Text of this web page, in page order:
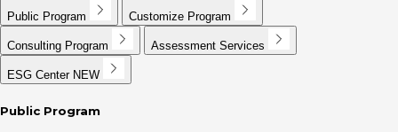
Public Program Customize Program
Consulting Program Assessment Services
ESG Center NEW
Public Program